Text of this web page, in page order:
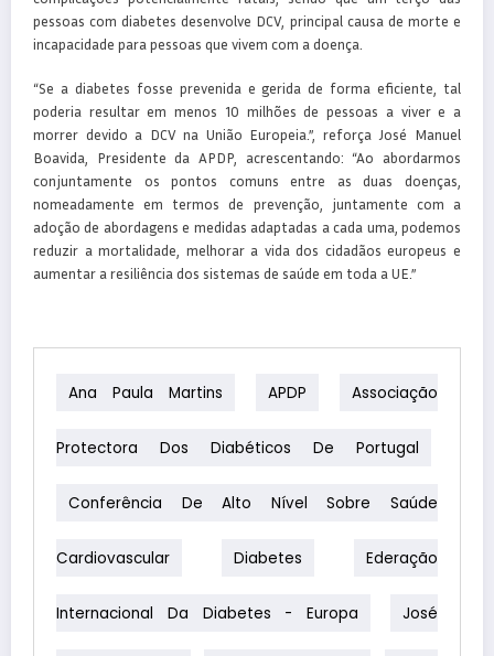
pessoas com diabetes desenvolve DCV, principal causa de morte e
incapacidade para pessoas que vivem com a doença.
“Se a diabetes fosse prevenida e gerida de forma eficiente, tal
poderia resultar em menos 10 milhões de pessoas a viver e a
morrer devido a DCV na União Europeia.”, reforça José Manuel
Boavida, Presidente da APDP, acrescentando: “Ao abordarmos
conjuntamente os pontos comuns entre as duas doenças,
nomeadamente em termos de prevenção, juntamente com a
adoção de abordagens e medidas adaptadas a cada uma, podemos
reduzir a mortalidade, melhorar a vida dos cidadãos europeus e
aumentar a resiliência dos sistemas de saúde em toda a UE.”
Ana Paula Martins APDP Associação
Protectora Dos Diabéticos De Portugal
Conferência De Alto Nível Sobre Saúde
Cardiovascular Diabetes Ederação
Internacional Da Diabetes - Europa José